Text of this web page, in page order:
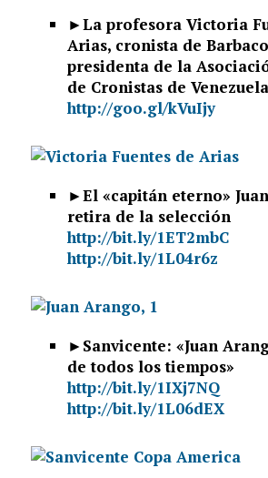
►La profesora Victoria
Arias, cronista de
presidenta de la
de Cronistas de
http://goo.gl/kVuIjy
►El «capitán eterno»
retira de la selección
http://bit.ly/1ET2mbC
http://bit.ly/1L04r6z
►Sanvicente: «Juan
de todos los tiempos»
http://bit.ly/1IXj7NQ
http://bit.ly/1L06dEX